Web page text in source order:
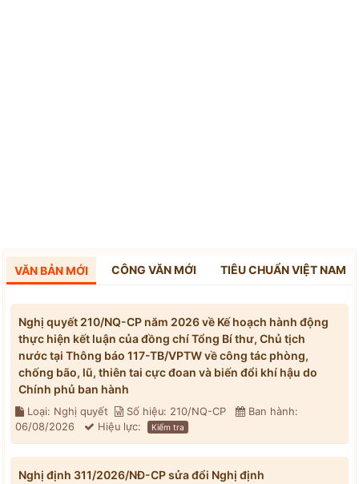
VĂN BẢN MỚI CÔNG VĂN MỚI TIÊU CHUẨN VIỆT NAM
Nghị quyết 210/NQ-CP năm 2026 về Kế hoạch hành động
thực hiện kết luận của đồng chí Tổng Bí thư, Chủ tịch
nước tại Thông báo 117-TB/VPTW về công tác phòng,
chống bão, lũ, thiên tai cực đoan và biến đổi khí hậu do
Chính phủ ban hành
Loại: Nghị quyết Số hiệu: 210/NQ-CP
Ban hành:
06/08/2026
Hiệu lực: Kiểm tra
Nghị định 311/2026/NĐ-CP sửa đổi Nghị định